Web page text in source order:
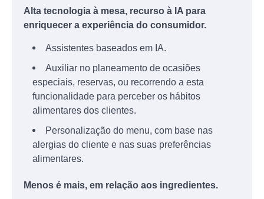
Alta tecnologia à mesa, recurso à IA para
enriquecer a experiência do consumidor.
Assistentes baseados em IA.
Auxiliar no planeamento de ocasiões
especiais, reservas, ou recorrendo a esta
funcionalidade para perceber os hábitos
alimentares dos clientes.
Personalização do menu, com base nas
alergias do cliente e nas suas preferências
alimentares.
Menos é mais, em relação aos ingredientes.